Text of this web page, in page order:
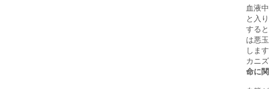
血液
と入
する
は悪
しま
カニ
命に